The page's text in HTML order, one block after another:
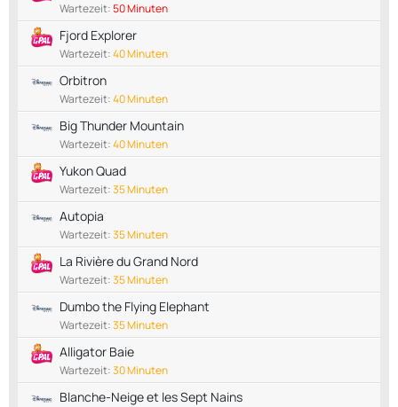
Wartezeit:50 Minuten
Fjord Explorer
Wartezeit:40 Minuten
Orbitron
Wartezeit:40 Minuten
Big Thunder Mountain
Wartezeit:40 Minuten
Yukon Quad
Wartezeit:35 Minuten
Autopia
Wartezeit:35 Minuten
La Rivière du Grand Nord
Wartezeit:35 Minuten
Dumbo the Flying Elephant
Wartezeit:35 Minuten
Alligator Baie
Wartezeit:30 Minuten
Blanche-Neige et les Sept Nains